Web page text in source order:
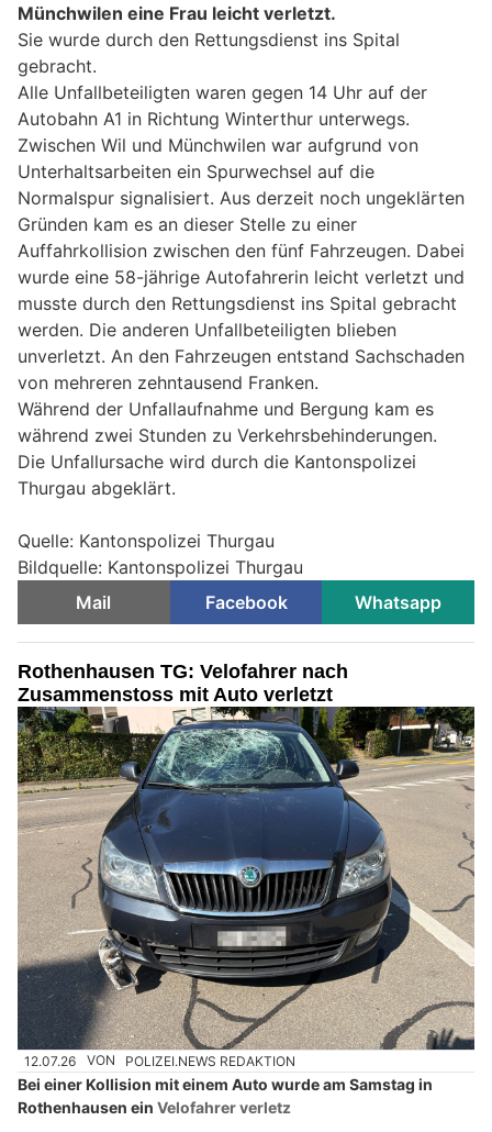
Münchwilen eine Frau leicht verletzt.
Sie wurde durch den Rettungsdienst ins Spital
gebracht.
Alle Unfallbeteiligten waren gegen 14 Uhr auf der
Autobahn A1 in Richtung Winterthur unterwegs.
Zwischen Wil und Münchwilen war aufgrund von
Unterhaltsarbeiten ein Spurwechsel auf die
Normalspur signalisiert. Aus derzeit noch ungeklärten
Gründen kam es an dieser Stelle zu einer
Auffahrkollision zwischen den fünf Fahrzeugen. Dabei
wurde eine 58-jährige Autofahrerin leicht verletzt und
musste durch den Rettungsdienst ins Spital gebracht
werden. Die anderen Unfallbeteiligten blieben
unverletzt. An den Fahrzeugen entstand Sachschaden
von mehreren zehntausend Franken.
Während der Unfallaufnahme und Bergung kam es
während zwei Stunden zu Verkehrsbehinderungen.
Die Unfallursache wird durch die Kantonspolizei
Thurgau abgeklärt.
Quelle: Kantonspolizei Thurgau
Bildquelle: Kantonspolizei Thurgau
Mail
Facebook Whatsapp
Rothenhausen TG: Velofahrer nach
Zusammenstoss mit Auto verletzt
12.07.26 VON POLIZEI.NEWS REDAKTION
Bei einer Kollision mit einem Auto wurde am Samstag in
Rothenhausen ein Velofahrer verletz